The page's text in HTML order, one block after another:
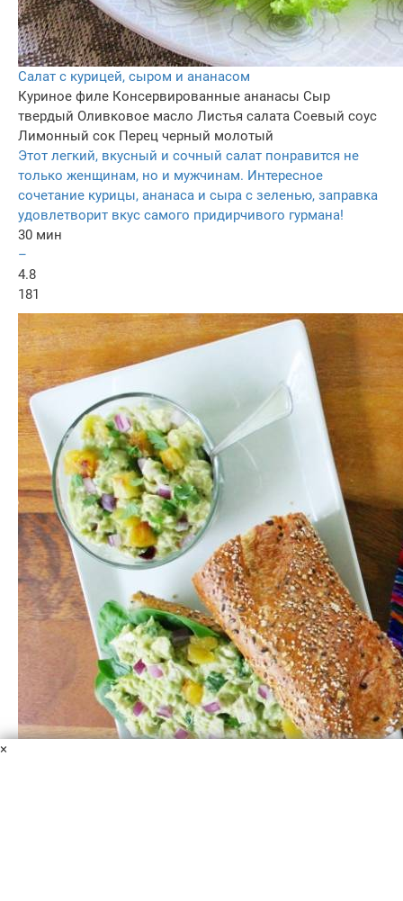
Салат с курицей, сыром и ананасом
Куриное филе Консервированные ананасы Сыр
твердый Оливковое масло Листья салата Соевый соус
Лимонный сок Перец черный молотый
Этот легкий, вкусный и сочный салат понравится не
только женщинам, но и мужчинам. Интересное
сочетание курицы, ананаса и сыра с зеленью, заправка
удовлетворит вкус самого придирчивого гурмана!
30 мин
–
4.8
181
×